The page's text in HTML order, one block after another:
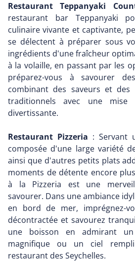
Restaurant Teppanyaki
restaurant bar Teppanyaki
culinaire vivante et captivante,
se délectent à préparer sous
ingrédients d'une fraîcheur
à la volaille, en passant par les
préparez-vous à savourer
combinant des saveurs et des
traditionnels avec une mise
divertissante.
Restaurant Pizzeria : Servant
composée d'une large variété
ainsi que d'autres petits plats
moments de détente encore
à la Pizzeria est une
savourer. Dans une ambiance
en bord de mer, imprégnez-
décontractée et savourez
une boisson en admirant
magnifique ou un ciel
restaurant des Seychelles.